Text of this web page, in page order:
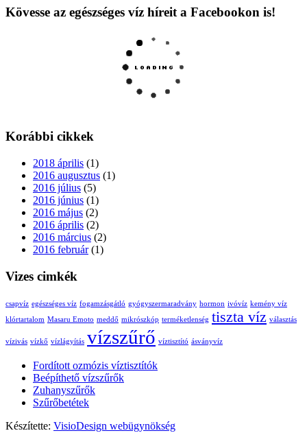
Kövesse az egészséges víz híreit a Facebookon is!
Korábbi cikkek
2018 április (1)
2016 augusztus (1)
2016 július (5)
2016 június (1)
2016 május (2)
2016 április (2)
2016 március (2)
2016 február(1)
Vizes cimkék
csapvíz egészséges víz fogamzásgátló gyógyszermaradvány hormon ivóvíz kemény víz
klórtartalom Masaru Emoto meddő mikrószkóp terméketlenség tiszta víz választás
vízivás vízkő vízlágyítás vízszűrő víztisztító ásványvíz
Fordított ozmózis víztisztítók
Beépíthető vízszűrők
Zuhanyszűrők
Szűrőbetétek
Készítette: VisioDesign webügynökség